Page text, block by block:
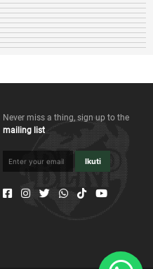
Never miss a thing, sign up to the
mailing list
Ikuti